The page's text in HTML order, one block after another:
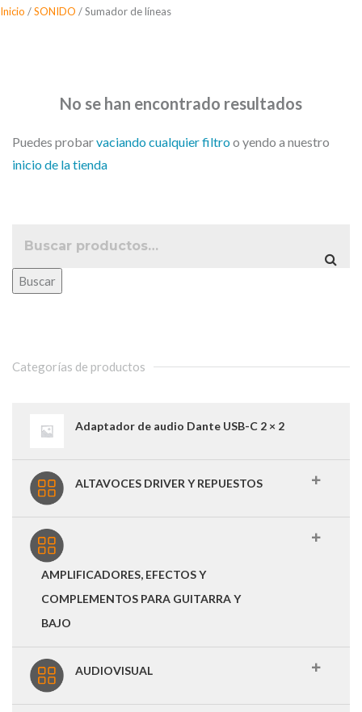
Saltar
Inicio /SONIDO / Sumador de líneas
No se han encontrado resultados
Puedes probarvaciando cualquier filtroo yendo a nuestro
inicio de la tienda
Buscar
Categorías de productos
Adaptador de audio Dante USB-C 2 × 2
ALTAVOCES DRIVER Y REPUESTOS
AMPLIFICADORES, EFECTOS Y
COMPLEMENTOS PARA GUITARRA Y
BAJO
AUDIOVISUAL